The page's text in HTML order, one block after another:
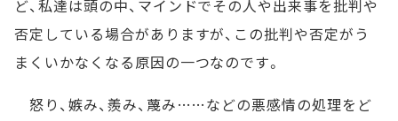
ど、私達は頭の中、マインドでその人や出来事を批判や
否定している場合がありますが、この批判や否定がう
まくいかなくなる原因の一つなのです。
怒り、嫉み、羨み、蔑み……などの悪感情の処理をど